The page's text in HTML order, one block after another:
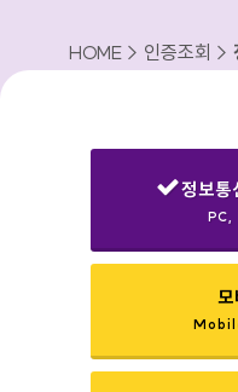
HOME > 인증조회 >
정보
모